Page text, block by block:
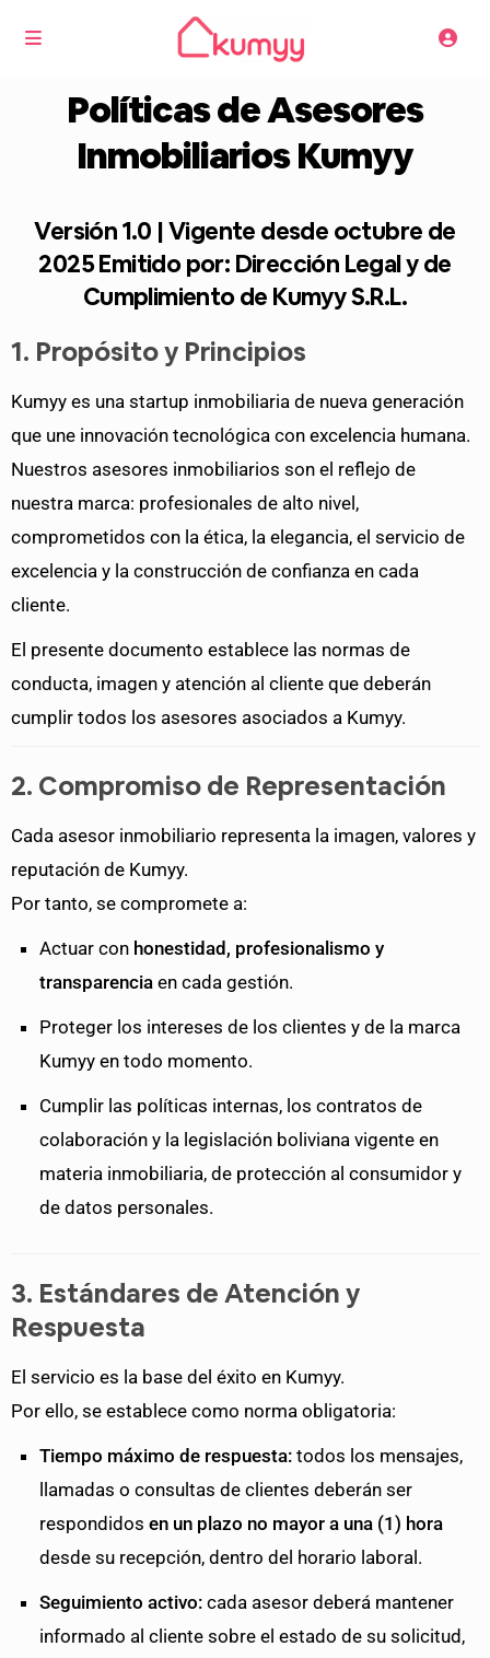
Políticas de Asesores
Inmobiliarios Kumyy
Versión 1.0 | Vigente desde octubre de
2025 Emitido por: Dirección Legal y de
Cumplimiento de Kumyy S.R.L.
1. Propósito y Principios
Kumyy es una startup inmobiliaria de nueva generación
que une innovación tecnológica con excelencia humana.
Nuestros asesores inmobiliarios son el reflejo de
nuestra marca: profesionales de alto nivel,
comprometidos con la ética, la elegancia, el servicio de
excelencia y la construcción de confianza en cada
cliente.
El presente documento establece las normas de
conducta, imagen y atención al cliente que deberán
cumplir todos los asesores asociados a Kumyy.
2. Compromiso de Representación
Cada asesor inmobiliario representa la imagen, valores y
reputación de Kumyy.
Por tanto, se compromete a:
Actuar con honestidad, profesionalismo y
transparencia en cada gestión.
Proteger los intereses de los clientes y de la marca
Kumyy en todo momento.
Cumplir las políticas internas, los contratos de
colaboración y la legislación boliviana vigente en
materia inmobiliaria, de protección al consumidor y
de datos personales.
3. Estándares de Atención y
Respuesta
El servicio es la base del éxito en Kumyy.
Por ello, se establece como norma obligatoria:
Tiempo máximo de respuesta: todos los mensajes,
llamadas o consultas de clientes deberán ser
respondidosen un plazo no mayor a una (1) hora
desde su recepción, dentro del horario laboral.
Seguimiento activo: cada asesor deberá mantener
informado al cliente sobre el estado de su solicitud,